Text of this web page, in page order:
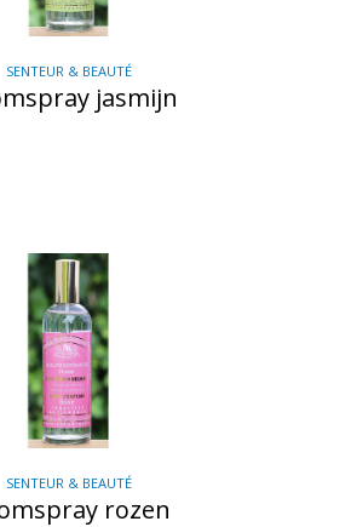
SENTEUR & BEAUTÉ
jasmijn
SENTEUR & BEAUTÉ
rozen